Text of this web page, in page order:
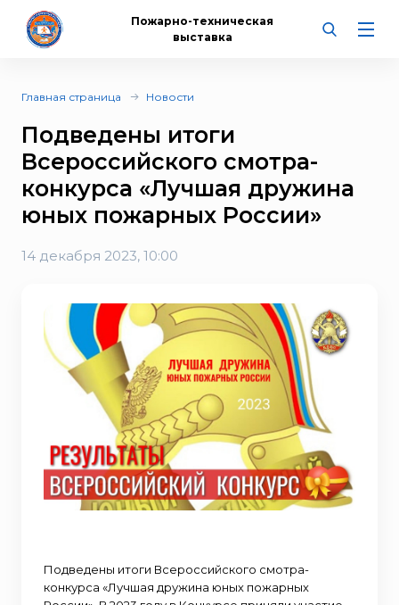
Пожарно-техническая
выставка
Главная страница Новости
Подведены итоги
Всероссийского смотра-
конкурса «Лучшая дружина
юных пожарных России»
14 декабря 2023, 10:00
Подведены итоги Всероссийского смотра-
конкурса «Лучшая дружина юных пожарных